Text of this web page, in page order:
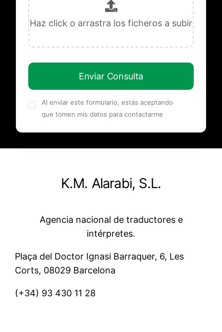
Enviar Consulta
Al enviar este formulario, estás aceptando
que tomen mis datos para contactarme
K.M. Alarabi, S.L.
Agencia nacional de traductores e
intérpretes.
Plaça del Doctor Ignasi Barraquer, 6, Les
Corts, 08029 Barcelona
(+34) 93 430 11 28